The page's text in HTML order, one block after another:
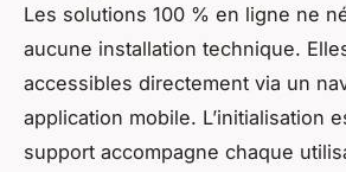
Les solutions 100 % en ligne ne
aucune installation technique.
accessibles directement via un
application mobile. L’initialisation
support accompagne chaque